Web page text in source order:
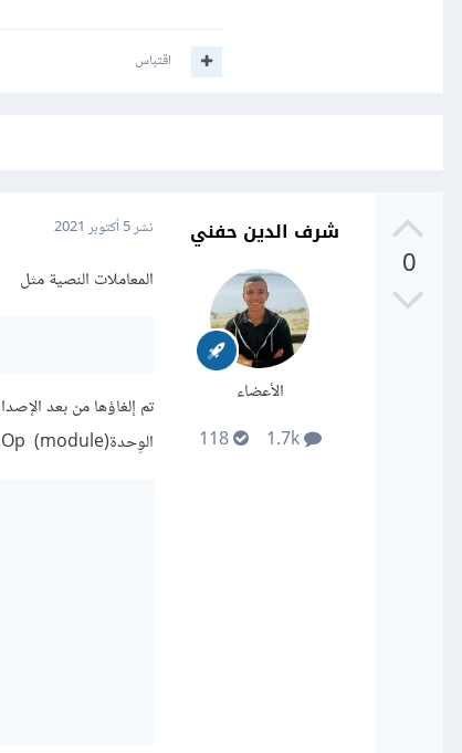
اقتباس
0
شرف الدين حفني
الأعضاء
1.7k
118
نشر5 أكتوبر 2021
المعاملات النصية مثل
الوِحدة(module) Sequelize.Op والتي تمكنك من إستخدام المُعاملات على النحو التالي: